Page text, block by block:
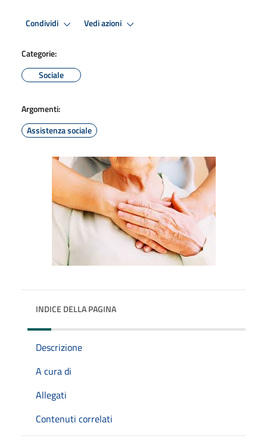
Condividi Vedi azioni
Categorie:
Sociale
Argomenti:
Assistenza sociale
INDICE DELLA PAGINA
Descrizione
A cura di
Allegati
Contenuti correlati